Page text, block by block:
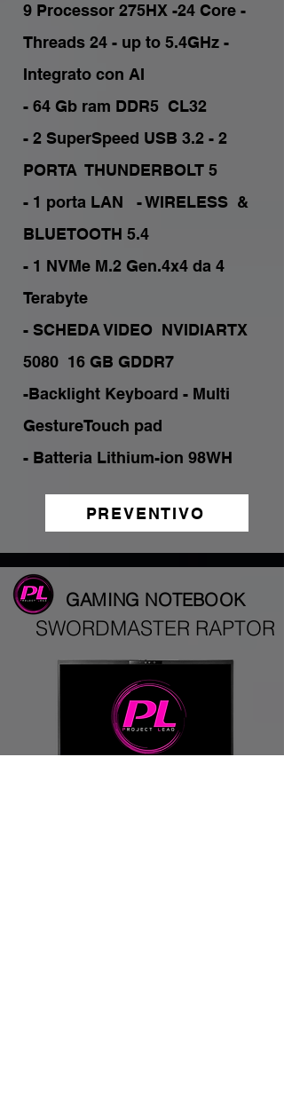
9 Processor 275HX -24 Core -
Threads 24 - up to 5.4GHz -
Integrato con AI
- 64 Gb ram DDR5  CL32
- 2 SuperSpeed USB 3.2 - 2
PORTA  THUNDERBOLT 5
- 1 porta LAN   - WIRELESS  &
BLUETOOTH 5.4
- 1 NVMe M.2 Gen.4x4 da 4
Terabyte
- SCHEDA VIDEO  NVIDIARTX
5080  16 GB GDDR7
-Backlight Keyboard - Multi
GestureTouch pad
- Batteria Lithium-ion 98WH
PREVENTIVO
GAMING NOTEBOOK
SWORDMASTER RAPTOR